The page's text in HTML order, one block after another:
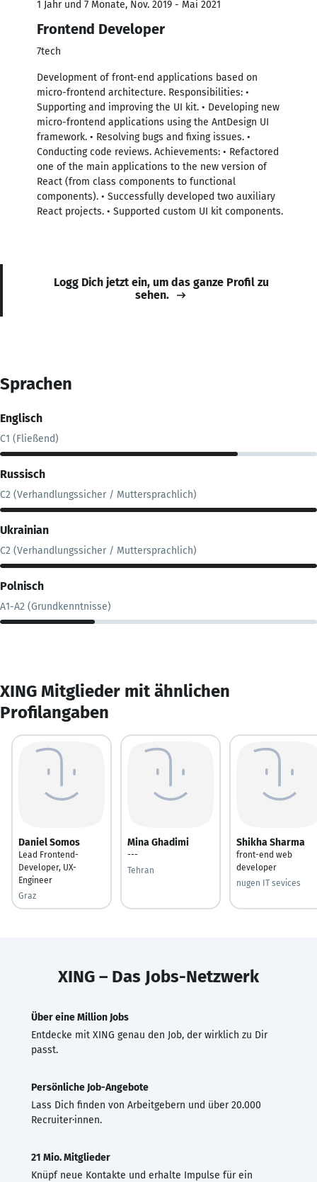
1 Jahr und 7 Monate, Nov. 2019 - Mai 2021
Frontend Developer
7tech
Development of front-end applications based on
micro-frontend architecture. Responsibilities: •
Supporting and improving the UI kit. • Developing new
micro-frontend applications using the AntDesign UI
framework. • Resolving bugs and fixing issues. •
Conducting code reviews. Achievements: • Refactored
one of the main applications to the new version of
React (from class components to functional
components). • Successfully developed two auxiliary
React projects. • Supported custom UI kit components.
Logg Dich jetzt ein, um das ganze Profil zu
sehen.
Sprachen
Englisch
C1 (Fließend)
Russisch
C2 (Verhandlungssicher / Muttersprachlich)
Ukrainian
C2 (Verhandlungssicher / Muttersprachlich)
Polnisch
A1-A2 (Grundkenntnisse)
XING Mitglieder mit ähnlichen
Profilangaben
Daniel Somos
Lead Frontend-
Developer, UX-
Engineer
Graz
Mina Ghadimi
---
Tehran
Shikha Sharma
front-end web
developer
nugen IT sevices
XING – Das Jobs-Netzwerk
Über eine Million Jobs
Entdecke mit XING genau den Job, der wirklich zu Dir
passt.
Persönliche Job-Angebote
Lass Dich finden von Arbeitgebern und über 20.000
Recruiter·innen.
21 Mio. Mitglieder
Knüpf neue Kontakte und erhalte Impulse für ein